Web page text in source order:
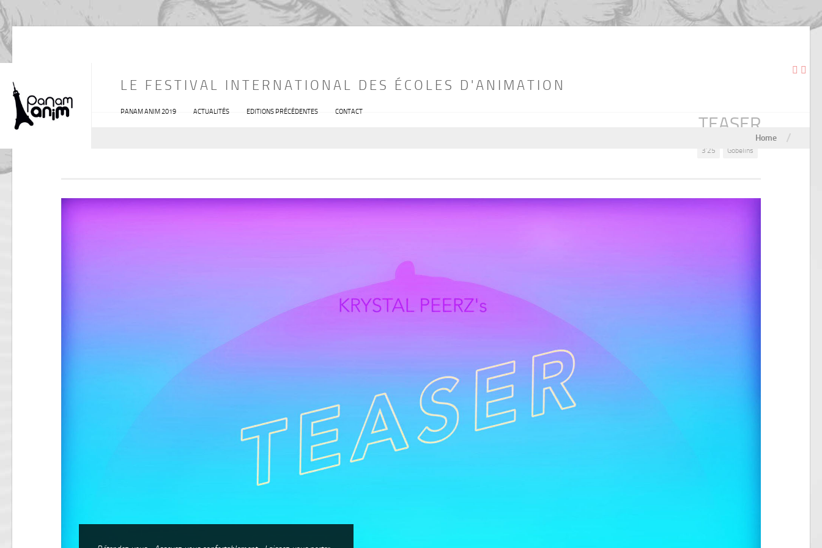
LE FESTIVAL INTERNATIONAL DES ÉCOLES D'ANIMATION
PANAM ANIM 2019 ACTUALITÉS EDITIONS PRÉCÉDENTES CONTACT
Home /
TEASER
3'25 Gobelins